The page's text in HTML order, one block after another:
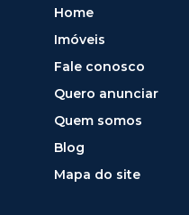
Home
Imóveis
Fale conosco
Quero anunciar
Quem somos
Blog
Mapa do site